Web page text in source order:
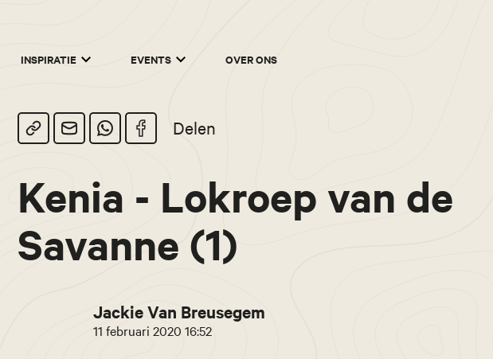
INSPIRATIE EVENTS OVER ONS
Delen
Kenia - Lokroep van de
Savanne (1)
Jackie Van Breusegem
11 februari 2020 16:52